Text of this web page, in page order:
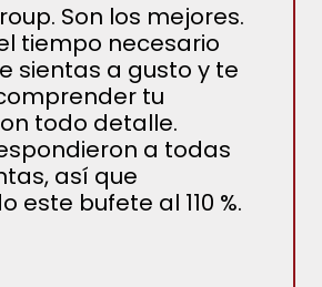
Son los mejores.
tiempo necesario
sientas a gusto y te
tu
todo detalle.
a todas
así que
este bufete al 110 %.